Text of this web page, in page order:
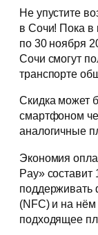
Не упустите
в Сочи! Пока в
по 30 ноября
Сочи смогут
транспорте
Скидка может
смартфоном
аналогичные
Экономия
Pay»
поддерживать
(NFC) и на
подходящее